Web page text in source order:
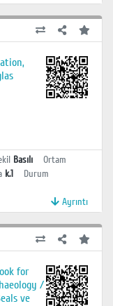
Basılı
Ortam
k.1
Durum
Ayrıntı
for
/
ve